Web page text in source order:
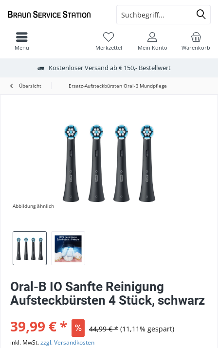
Kostenloser Versand ab € 150,- Bestellwert
Warenkorb
Merkzettel Mein Konto
Menü
Übersicht Ersatz-Aufsteckbürsten Oral-B Mundpflege
Abbildung ähnlich
Oral-B IO Sanfte Reinigung
Aufsteckbürsten 4 Stück, schwarz
39,99 € * 44,99 € * (11,11% gespart)
inkl. MwSt.zzgl. Versandkosten